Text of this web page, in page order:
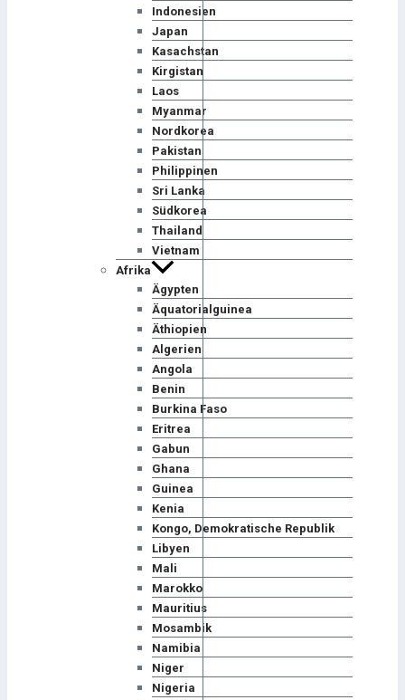
Indonesien
Japan
Kasachstan
Kirgistan
Laos
Myanmar
Nordkorea
Pakistan
Philippinen
Sri Lanka
Südkorea
Thailand
Vietnam
Afrika
Ägypten
Äquatorialguinea
Äthiopien
Algerien
Angola
Benin
Burkina Faso
Eritrea
Gabun
Ghana
Guinea
Kenia
Kongo, Demokratische Republik
Libyen
Mali
Marokko
Mauritius
Mosambik
Namibia
Niger
Nigeria